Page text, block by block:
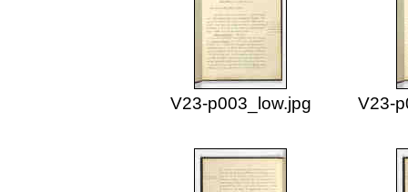
V23-p003_low.jpg V23-